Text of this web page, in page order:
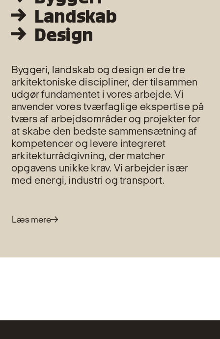
Landskab
Design
Byggeri, landskab og design er de tre
arkitektoniske discipliner, der tilsammen
udgør fundamentet i vores arbejde. Vi
anvender vores tværfaglige ekspertise på
tværs af arbejdsområder og projekter for
at skabe den bedste sammensætning af
kompetencer og levere integreret
arkitekturrådgivning, der matcher
opgavens unikke krav. Vi arbejder især
med energi, industri og transport.
Læs mere